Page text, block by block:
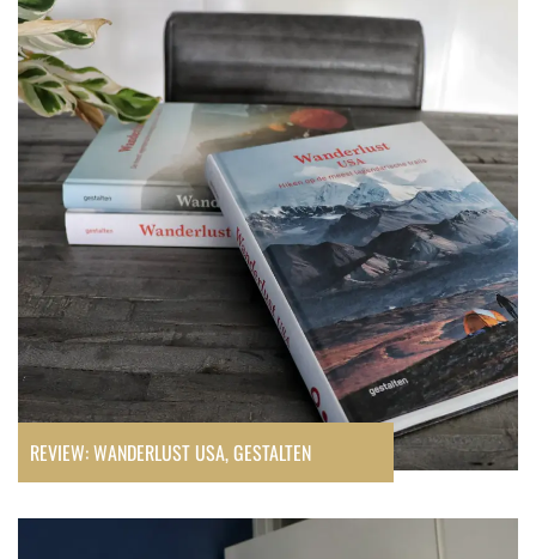
Wanderlust
USA,
Gestalten
REVIEW: WANDERLUST USA, GESTALTEN